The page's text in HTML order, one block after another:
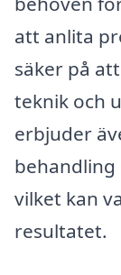
att anlita
säker på
teknik och
erbjuder
behandling
vilket kan
resultatet.